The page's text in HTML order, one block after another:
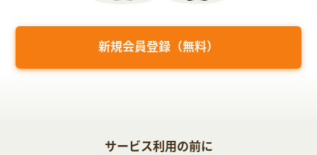
新規会員登録（無料）
サービス利用の前に